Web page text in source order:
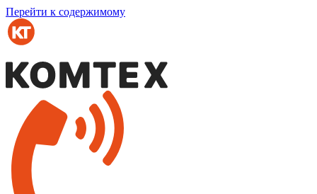
Перейти к содержимому